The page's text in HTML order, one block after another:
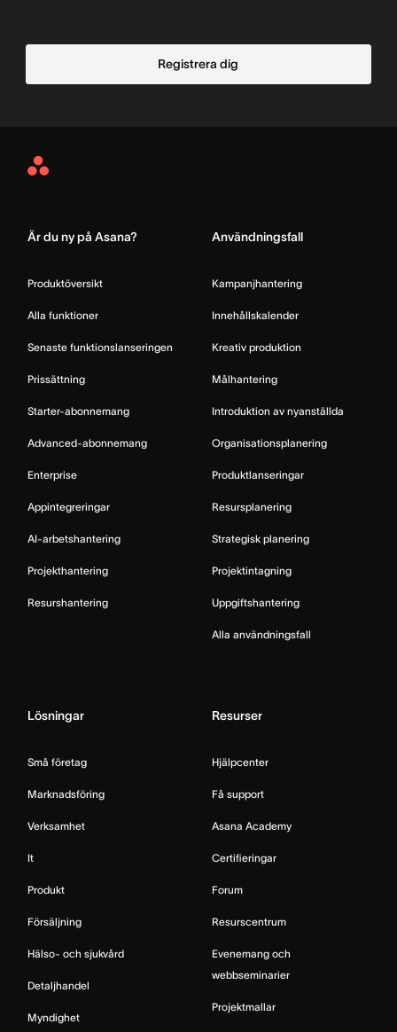
Registrera dig
Asana
Är du ny på Asana?
Produktöversikt
Alla funktioner
Senaste funktionslanseringen
Prissättning
Starter-abonnemang
Advanced-abonnemang
Enterprise
Appintegreringar
AI-arbetshantering
Projekthantering
Resurshantering
Användningsfall
Kampanjhantering
Innehållskalender
Kreativ produktion
Målhantering
Introduktion av nyanställda
Organisationsplanering
Produktlanseringar
Resursplanering
Strategisk planering
Projektintagning
Uppgiftshantering
Alla användningsfall
Lösningar
Små företag
Marknadsföring
Verksamhet
It
Produkt
Försäljning
Hälso- och sjukvård
Detaljhandel
Myndighet
Resurser
Hjälpcenter
Få support
Asana Academy
Certifieringar
Forum
Resurscentrum
Evenemang och
webbseminarier
Projektmallar